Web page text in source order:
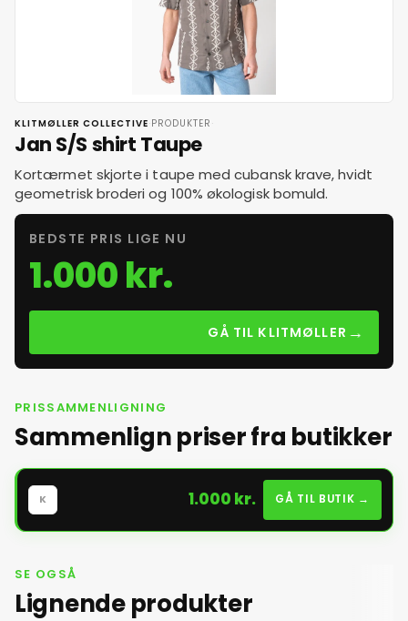
KLITMØLLER COLLECTIVE·PRODUKTER ·
Jan S/S shirt Taupe
Kortærmet skjorte i taupe med cubansk krave, hvidt
geometrisk broderi og 100% økologisk bomuld.
BEDSTE PRIS LIGE NU
1.000 kr.
GÅ TIL KLITMØLLER →
PRISSAMMENLIGNING
Sammenlign priser fra butikker
K 1.000 kr. GÅ TIL BUTIK →
SE OGSÅ
Lignende produkter